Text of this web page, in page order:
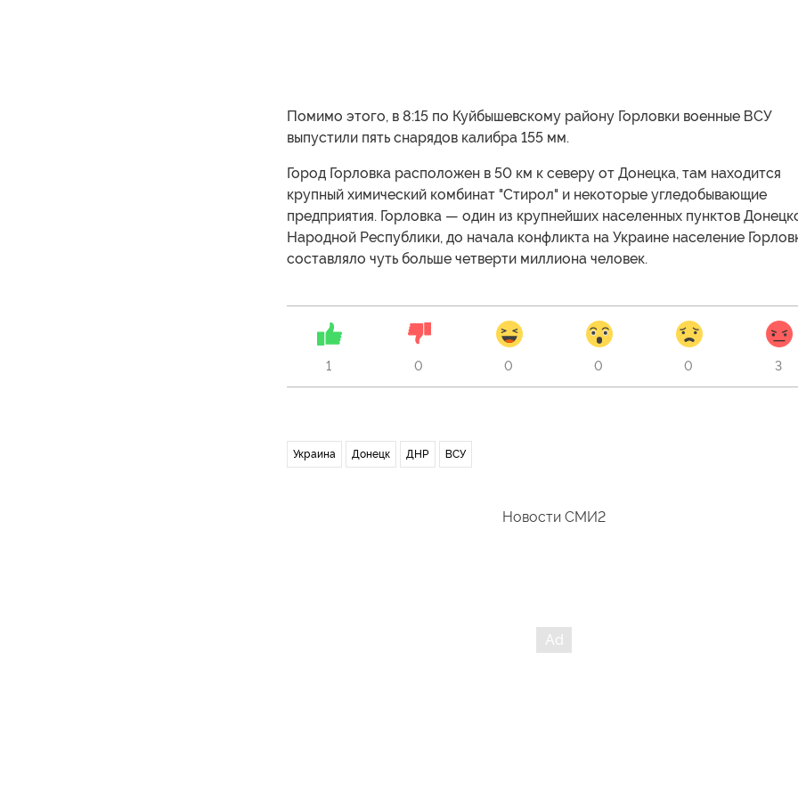
Помимо этого, в 8:15 по Куйбышевскому району Горловки военные ВСУ
выпустили пять снарядов калибра 155 мм.
Город Горловка расположен в 50 км к северу от Донецка, там находится
крупный химический комбинат "Стирол" и некоторые угледобывающие
предприятия. Горловка — один из крупнейших населенных пунктов
Народной Республики, до начала конфликта на Украине население
составляло чуть больше четверти миллиона человек.
1 0 0 0 0 3
Украина Донецк ДНР ВСУ
Новости СМИ2